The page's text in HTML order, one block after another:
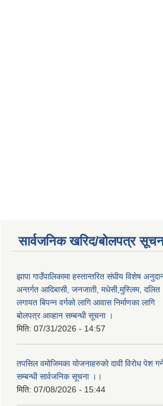
सार्वजनिक खरिद/बोलपत्र
झापा गाउँपालिकामा हस्तान्तरित संघीय विशेष
अन्तर्गत आदिबासी, जनजाती, मधेसी,मुस्लिम, दलित
लगायत बिपन्न वर्गको लागि आवास निर्माणका लागि
बोलपत्र आव्हान सम्बन्धी सूचना ।
मिति: 07/31/2026 - 14:57
तपसिल वमोजिमका योजनाहरुको दावी विरोध पेश
सम्बन्धी सार्वजनिक सूचना ।।
मिति: 07/08/2026 - 15:44